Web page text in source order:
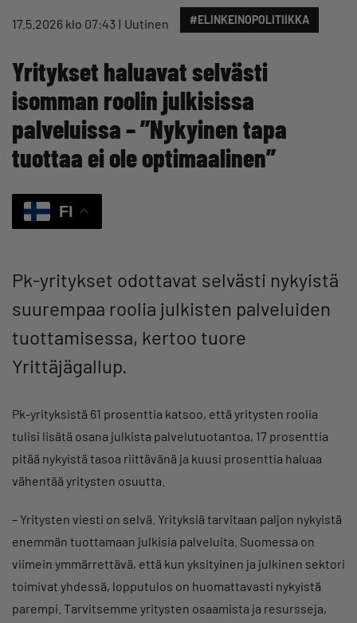
17.5.2026 klo 07:43 Uutinen #ELINKEINOPOLITIIKKA
Yritykset haluavat selvästi
isomman roolin julkisissa
palveluissa – ”Nykyinen tapa
tuottaa ei ole optimaalinen”
FI
Pk-yritykset odottavat selvästi nykyistä
suurempaa roolia julkisten palveluiden
tuottamisessa, kertoo tuore
Yrittäjägallup.
Pk-yrityksistä 61 prosenttia katsoo, että yritysten roolia
tulisi lisätä osana julkista palvelutuotantoa, 17 prosenttia
pitää nykyistä tasoa riittävänä ja kuusi prosenttia haluaa
vähentää yritysten osuutta.
– Yritysten viesti on selvä. Yrityksiä tarvitaan paljon nykyistä
enemmän tuottamaan julkisia palveluita. Suomessa on
viimein ymmärrettävä, että kun yksityinen ja julkinen sektori
toimivat yhdessä, lopputulos on huomattavasti nykyistä
parempi. Tarvitsemme yritysten osaamista ja resursseja,